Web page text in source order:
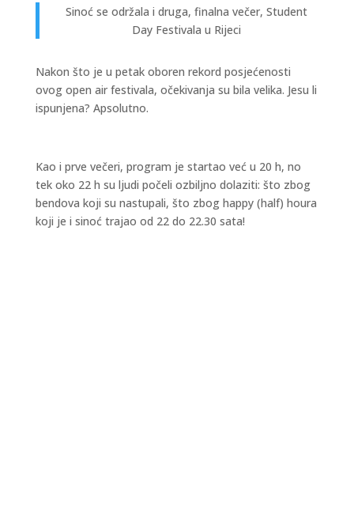
Sinoć se održala i druga, finalna večer, Student
Day Festivala u Rijeci
Nakon što je u petak oboren rekord posjećenosti
ovog open air festivala, očekivanja su bila velika. Jesu li
ispunjena? Apsolutno.
Kao i prve večeri, program je startao već u 20 h, no
tek oko 22 h su ljudi počeli ozbiljno dolaziti: što zbog
bendova koji su nastupali, što zbog happy (half) houra
koji je i sinoć trajao od 22 do 22.30 sata!